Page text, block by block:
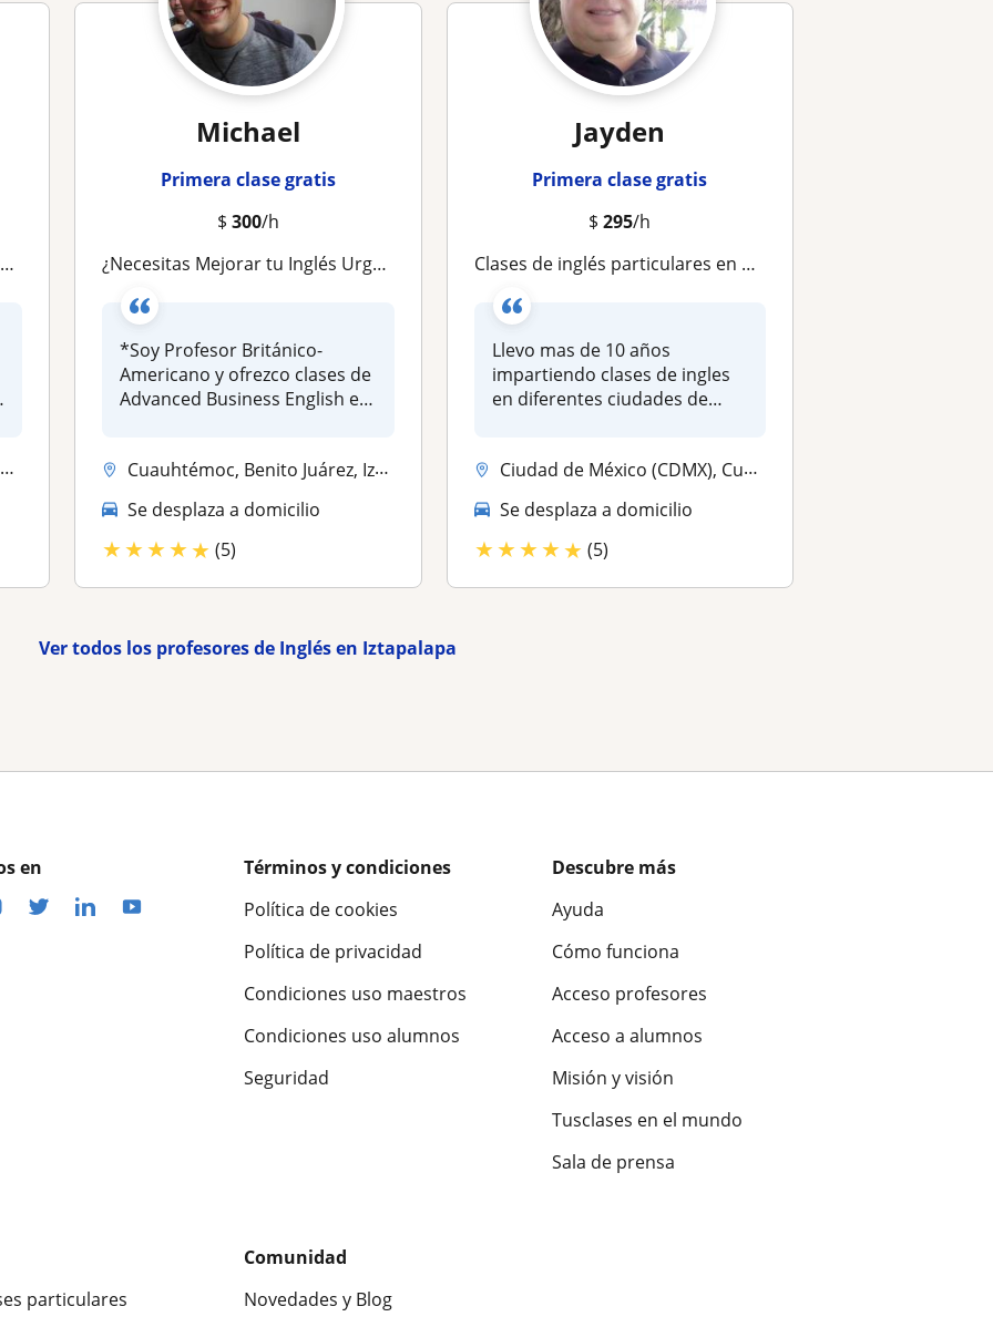
Michael
Primera clase gratis
$ 300/h
¿Necesitas Mejorar tu Inglés Urgentemente? ¿Quieres Hablar Inglés con fluidez y confianza en Conversaciones Reales?
*Soy Profesor Británico-
Americano y ofrezco clases de
Advanced Business English e
Cuauhtémoc, Benito Juárez, Iztapalapa, Miguel Hidalgo, Ciudad Nezahual...
Se desplaza a domicilio
★★★★★ (5)
Jayden
Primera clase gratis
$295/h
Clases de inglés particulares en CDMX con profesor nativo de Californiano
Llevo mas de 10 años
impartiendo clases de ingles
en diferentes ciudades de
Ciudad de México (CDMX), Cuauhtémoc, Azcapotzalco, Benito Juárez, Izta...
Se desplaza a domicilio
★★★★★ (5)
Ver todos los profesores de Inglés en Iztapalapa
en
Términos y condiciones
Política de cookies
Política de privacidad
Condiciones uso maestros
Condiciones uso alumnos
Seguridad
Descubre más
Ayuda
Cómo funciona
Acceso profesores
Acceso a alumnos
Misión y visión
Tusclases en el mundo
Sala de prensa
particulares
Comunidad
Novedades y Blog